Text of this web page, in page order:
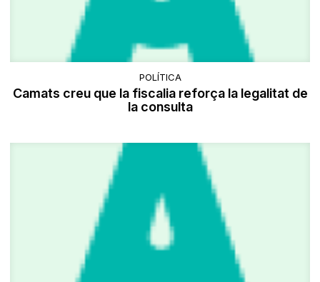
POLÍTICA
Camats creu que la fiscalia reforça la legalitat de
la consulta